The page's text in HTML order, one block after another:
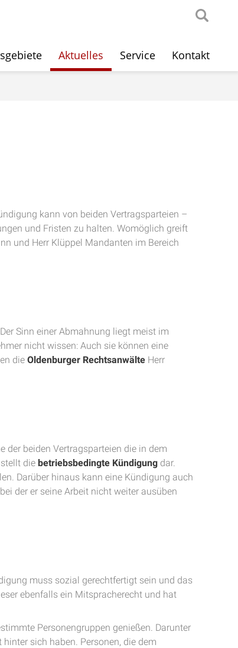
Aktuelles Service Kontakt
kann von beiden Vertragsparteien –
und Fristen zu halten. Womöglich greift
und Herr Klüppel Mandanten im Bereich
Sinn einer Abmahnung liegt meist im
nicht wissen: Auch sie können eine
die Oldenburger Rechtsanwälte Herr
der beiden Vertragsparteien die in dem
die betriebsbedingte Kündigung dar.
Darüber hinaus kann eine Kündigung auch
der er seine Arbeit nicht weiter ausüben
muss sozial gerechtfertigt sein und das
ebenfalls ein Mitspracherecht und hat
Personengruppen genießen. Darunter
sich haben. Personen, die dem